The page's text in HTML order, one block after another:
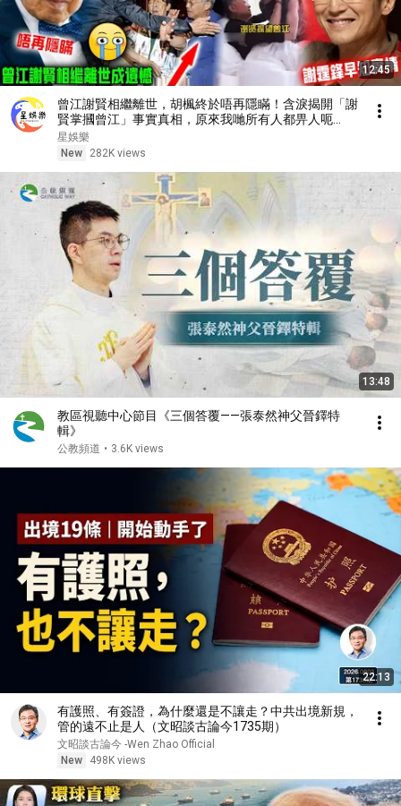
12:45
曾江謝賢相繼離世，胡楓終於唔再隱瞞！含淚揭開「謝
賢掌摑曾江」事實真相，原來我哋所有人都畀人呃
咗⋯⋯謝霆鋒早知實情！【星娛樂】#胡楓 #謝賢 #曾
江 #綜藝 #事實 #真相 #兄弟 #謝霆鋒
星娛樂
New
282K views
13:48
教區視聽中心節目《三個答覆——張泰然神父晉鐸特
輯》
公教頻道 • 3.6K views
22:13
有護照、有簽證，為什麼還是不讓走？中共出境新規，
管的遠不止是人（文昭談古論今1735期）
文昭談古論今 -Wen Zhao Official
New
498K views